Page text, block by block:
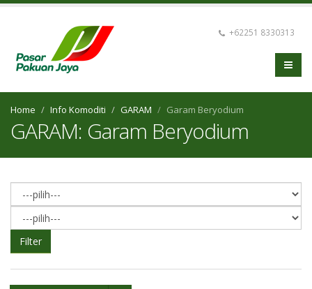
+62251 8330313
Home Info Komoditi GARAM Garam Beryodium
GARAM: Garam Beryodium
Filter